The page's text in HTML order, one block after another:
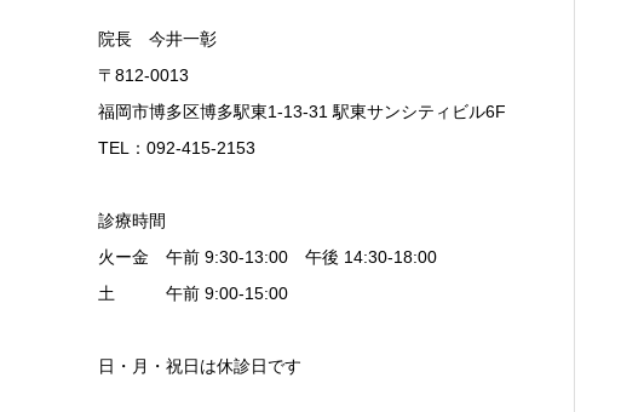
院長 今井一彰
〒812-0013
福岡市博多区博多駅東1-13-31 駅東サンシティビル6F
TEL：092-415-2153
診療時間
火ー金 午前 9:30-13:00 午後 14:30-18:00
土 午前 9:00-15:00
日・月・祝日は休診日です